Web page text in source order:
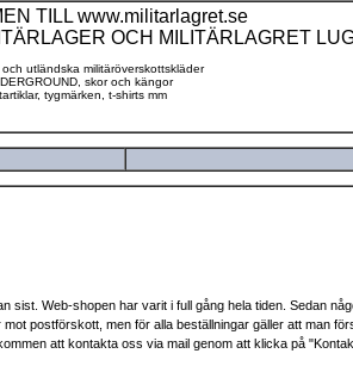
TILL www.militarlagret.se
OCH MILITÄRLAGRET
utländska militäröverskottskläder
skor och kängor
tygmärken, t-shirts mm
Web-shopen har varit i full gång hela tiden. Sedan
postförskott, men för alla beställningar gäller att man
att kontakta oss via mail genom att klicka på